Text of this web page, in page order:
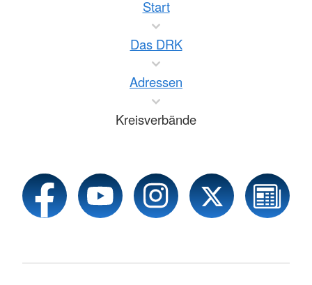
Start
Das DRK
Adressen
Kreisverbände